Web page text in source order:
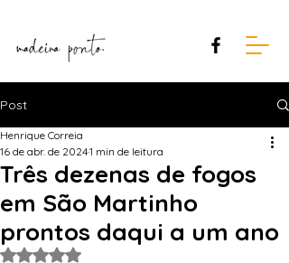
Post
Três dezenas de fogos
em São Martinho
prontos daqui a um ano
Henrique Correia
16 de abr. de 20241 min de leitura
Avaliado com NaN de 5 estrelas.